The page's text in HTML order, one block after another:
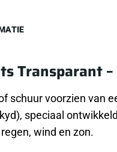
Transparant
schuur voorzien van
speciaal
wind en zon.